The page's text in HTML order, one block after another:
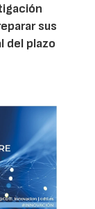
sus
del plazo